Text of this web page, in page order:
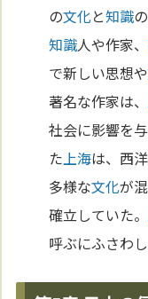
の文化と知識
知識人や作家、
で新しい思想や
著名な作家は、
社会に影響を
た 上海は、西
多様な文化が
確立していた。
呼ぶにふさわ